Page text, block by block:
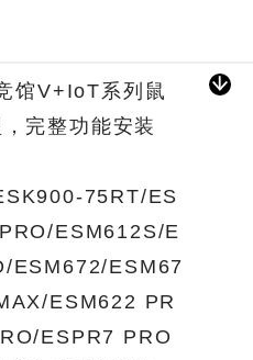
馆V+IoT系列鼠
完整功能安装
75RT/ES
ESM612S/E
ESM672/ESM67
ESM622 PR
ESPR7 PRO